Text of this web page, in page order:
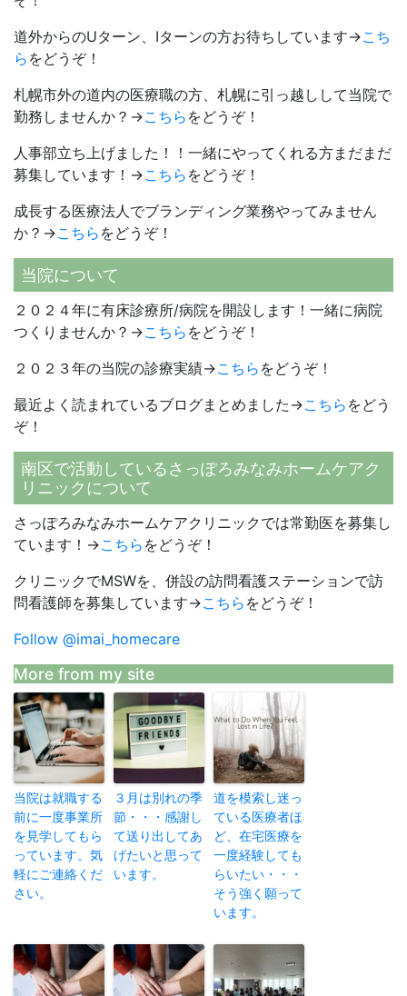
道外からのUターン、Iターンの方お待ちしています→こち
ら をどうぞ！
札幌市外の道内の医療職の方、札幌に引っ越しして当院で
勤務しませんか？→こちら をどうぞ！
人事部立ち上げました！！一緒にやってくれる方まだまだ
募集しています！→こちら をどうぞ！
成長する医療法人でブランディング業務やってみません
か？→こちら をどうぞ！
当院について
２０２４年に有床診療所/病院を開設します！一緒に病院
つくりませんか？→こちら をどうぞ！
２０２３年の当院の診療実績→こちら をどうぞ！
最近よく読まれているブログまとめました→こちら をどう
ぞ！
南区で活動しているさっぽろみなみホームケアク
リニックについて
さっぽろみなみホームケアクリニックでは常勤医を募集し
ています！→こちら をどうぞ！
クリニックでMSWを、併設の訪問看護ステーションで訪
問看護師を募集しています→こちら をどうぞ！
Follow @imai_homecare
More from my site
当院は就職する
前に一度事業所
を見学してもら
っています。気
軽にご連絡くだ
さい。
３月は別れの季
節・・・感謝し
て送り出してあ
げたいと思って
います。
道を模索し迷っ
ている医療者ほ
ど、在宅医療を
一度経験しても
らいたい・・・
そう強く願って
います。